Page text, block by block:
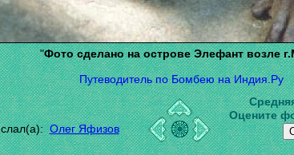
"Фото сделано на острове Элефант возле
Путеводитель по Бомбею на Индия.Ру
Олег Яфизов
Оцените